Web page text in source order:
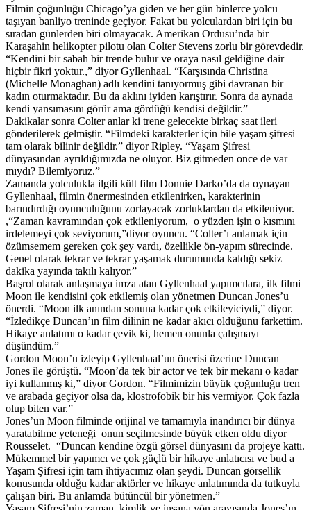
Filmin çoğunluğu Chicago’ya giden ve her gün binlerce yolcu
taşıyan banliyo treninde geçiyor. Fakat bu yolculardan biri için bu
sıradan günlerden biri olmayacak. Amerikan Ordusu’nda bir
Karaşahin helikopter pilotu olan Colter Stevens zorlu bir görevdedir.
“Kendini bir sabah bir trende bulur ve oraya nasıl geldiğine dair
hiçbir fikri yoktur.,” diyor Gyllenhaal. “Karşısında Christina
(Michelle Monaghan) adlı kendini tanıyormuş gibi davranan bir
kadın oturmaktadır. Bu da aklını iyiden karıştırır. Sonra da aynada
kendi yansımasını görür ama gördüğü kendisi değildir.”
Dakikalar sonra Colter anlar ki trene gelecekte birkaç saat ileri
gönderilerek gelmiştir. “Filmdeki karakterler için bile yaşam şifresi
tam olarak bilinir değildir.” diyor Ripley. “Yaşam Şifresi
dünyasından ayrıldığımızda ne oluyor. Biz gitmeden once de var
mıydı? Bilemiyoruz.”
Zamanda yolculukla ilgili kült film Donnie Darko’da da oynayan
Gyllenhaal, filmin önermesinden etkilenirken, karakterinin
barındırdığı oyunculuğunu zorlayacak zorluklardan da etkileniyor.
,“Zaman kavramından çok etkileniyorum, o yüzden işin o kısmını
irdelemeyi çok seviyorum,”diyor oyuncu. “Colter’ı anlamak için
özümsemem gereken çok şey vardı, özellikle ön-yapım sürecinde.
Genel olarak tekrar ve tekrar yaşamak durumunda kaldığı sekiz
dakika yayında takılı kalıyor.”
Başrol olarak anlaşmaya imza atan Gyllenhaal yapımcılara, ilk filmi
Moon ile kendisini çok etkilemiş olan yönetmen Duncan Jones’u
önerdi. “Moon ilk anından sonuna kadar çok etkileyiciydi,” diyor.
“İzledikçe Duncan’ın film dilinin ne kadar akıcı olduğunu farkettim.
Hikaye anlatımı o kadar çevik ki, hemen onunla çalışmayı
düşündüm.”
Gordon Moon’u izleyip Gyllenhaal’un önerisi üzerine Duncan
Jones ile görüştü. “Moon’da tek bir actor ve tek bir mekanı o kadar
iyi kullanmış ki,” diyor Gordon. “Filmimizin büyük çoğunluğu tren
ve arabada geçiyor olsa da, klostrofobik bir his vermiyor. Çok fazla
olup biten var.”
Jones’un Moon filminde orijinal ve tamamıyla inandırıcı bir dünya
yaratabilme yeteneği onun seçilmesinde büyük etken oldu diyor
Rousselet. “Duncan kendine özgü görsel dünyasını da projeye kattı.
Mükemmel bir yapımcı ve çok güçlü bir hikaye anlatıcısı ve bud a
Yaşam Şifresi için tam ihtiyacımız olan şeydi. Duncan görsellik
konusunda olduğu kadar aktörler ve hikaye anlatımında da tutkuyla
çalışan biri. Bu anlamda bütüncül bir yönetmen.”